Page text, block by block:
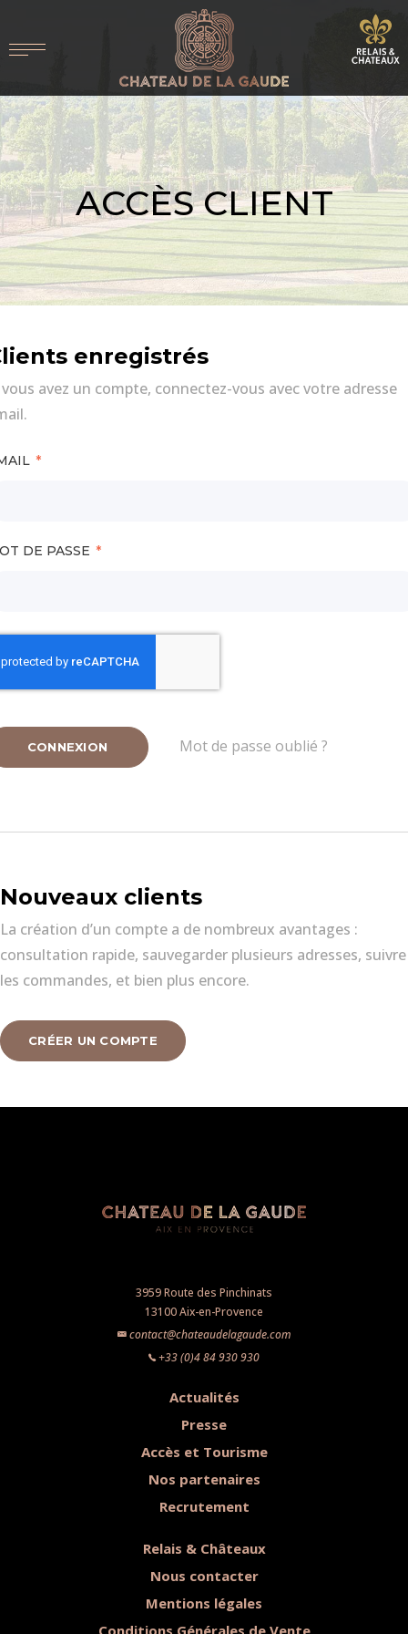
ACCÈS CLIENT
enregistrés
vous avez un compte, connectez-vous avec votre adresse
DE PASSE
CONNEXION Mot de passe oublié ?
Nouveaux clients
La création d’un compte a de nombreux avantages :
consultation rapide, sauvegarder plusieurs adresses, suivre
les commandes, et bien plus encore.
CRÉER UN COMPTE
3959 Route des Pinchinats
13100 Aix-en-Provence
contact@chateaudelagaude.com
+33 (0)4 84 930 930
Actualités
Presse
Accès et Tourisme
Nos partenaires
Recrutement
Relais & Châteaux
Nous contacter
Mentions légales
Conditions Générales de Vente